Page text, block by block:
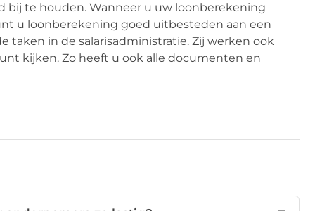
bij te houden. Wanneer u uw loonberekening
u loonberekening goed uitbesteden aan een
taken in de salarisadministratie. Zij werken ook
kijken. Zo heeft u ook alle documenten en